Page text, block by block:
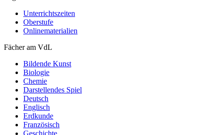
Unterrichtszeiten
Oberstufe
Onlinematerialien
Fächer am VdL
Bildende Kunst
Biologie
Chemie
Darstellendes Spiel
Deutsch
Englisch
Erdkunde
Französisch
Geschichte